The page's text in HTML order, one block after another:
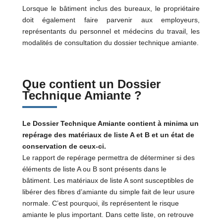
Lorsque le bâtiment inclus des bureaux, le propriétaire
doit également faire parvenir aux employeurs,
représentants du personnel et médecins du travail, les
modalités de consultation du dossier technique amiante.
Que contient un Dossier
Technique Amiante ?
Le Dossier Technique Amiante contient à minima un
repérage des matériaux de liste A et B et un état de
conservation de ceux-ci.
Le rapport de repérage permettra de déterminer si des
éléments de liste A ou B sont présents dans le
bâtiment. Les matériaux de liste A sont susceptibles de
libérer des fibres d’amiante du simple fait de leur usure
normale. C’est pourquoi, ils représentent le risque
amiante le plus important. Dans cette liste, on retrouve